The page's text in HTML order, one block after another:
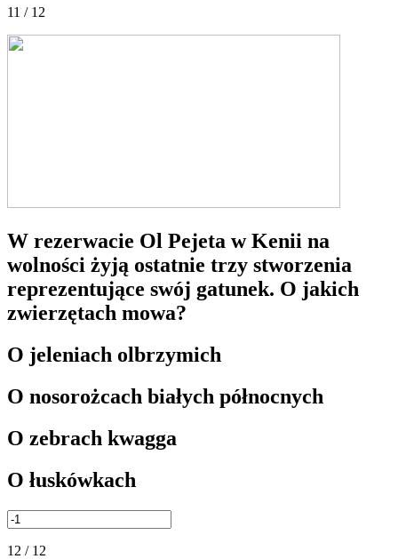
11 / 12
W rezerwacie Ol Pejeta w Kenii na
wolności żyją ostatnie trzy stworzenia
reprezentujące swój gatunek. O jakich
zwierzętach mowa?
O jeleniach olbrzymich
O nosorożcach białych północnych
O zebrach kwagga
O łuskówkach
12 / 12